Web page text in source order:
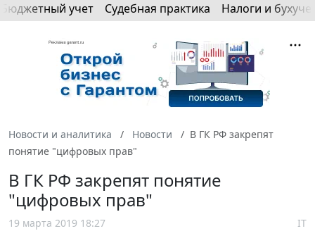
Бюджетный учет Судебная практика Налоги и
Новости и аналитика Новости
В ГК РФ закрепят
понятие "цифровых прав"
В ГК РФ закрепят понятие
"цифровых прав"
19 марта 2019 18:27 IT